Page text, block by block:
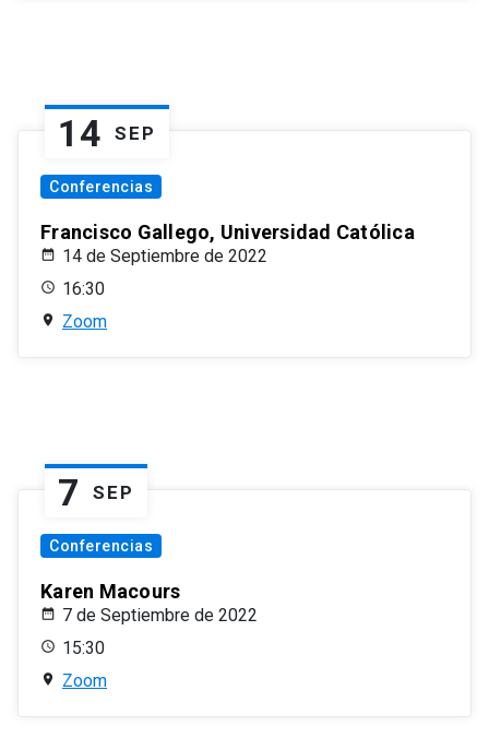
14 SEP
Conferencias
Francisco Gallego, Universidad Católica
14 de Septiembre de 2022
16:30
Zoom
7 SEP
Conferencias
Karen Macours
7 de Septiembre de 2022
15:30
Zoom